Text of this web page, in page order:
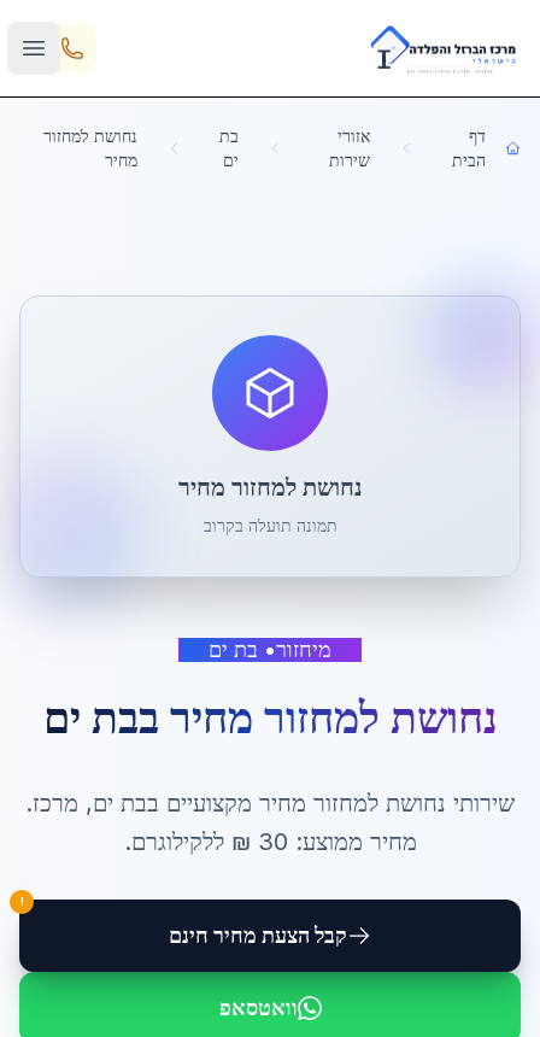
Skip to main content
דף
הבית
אזורי
שירות
בת
ים
נחושת למחזור
מחיר
מיחזור• בת ים
נחושת למחזור מחיר בבת ים
שירותי נחושת למחזור מחיר מקצועיים בבת ים, מרכז.
מחיר ממוצע: 30 ₪ ללקילוגרם.
קבל הצעת מחיר חינם
!
וואטסאפ
נחושת למחזור מחיר
תמונה תועלה בקרוב